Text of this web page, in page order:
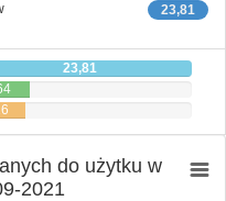
23,81
23,81
do użytku w
2021